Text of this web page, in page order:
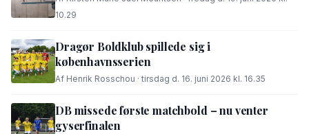
10.29
Dragør Boldklub spillede sig i
københavnsserien
Af Henrik Rosschou · tirsdag d. 16. juni 2026 kl. 16.35
DB missede første matchbold – nu venter
gyserfinalen